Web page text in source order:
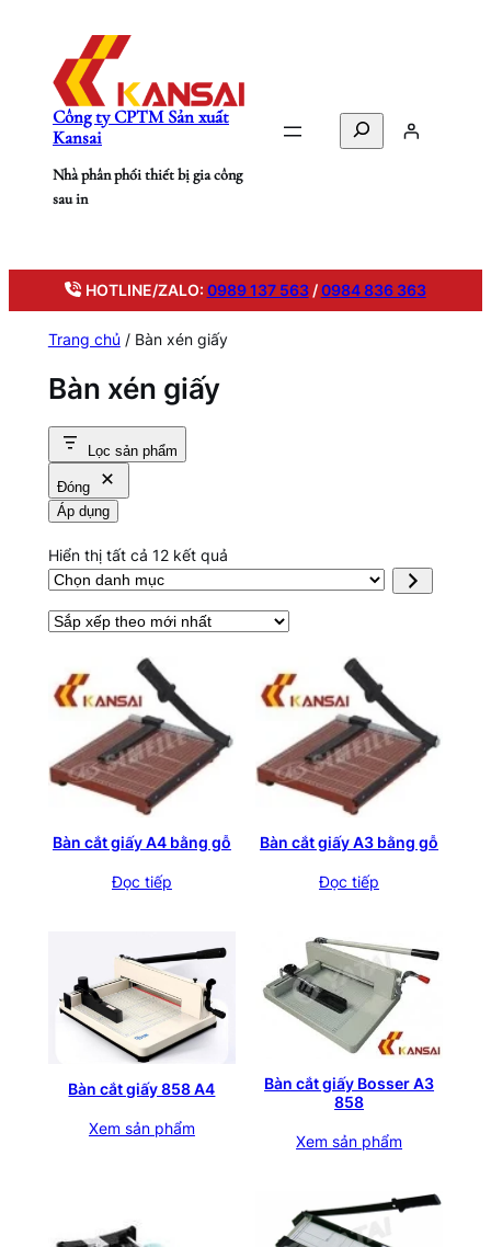
Công ty CPTM Sản xuất
Kansai
Nhà phân phối thiết bị gia công
sau in
Search
HOTLINE/ZALO: 0989 137 563/0984 836 363
Trang chủ / Bàn xén giấy
Bàn xén giấy
Lọc sản phẩm
Đóng
Áp dụng
Hiển thị tất cả 12 kết quảĐã
Chọn
mục
Bàn cắt giấy A4 bằng gỗ
Đọc tiếp
Bàn cắt giấy A3 bằng gỗ
Đọc tiếp
Bàn cắt giấy 858 A4
Xem sản phẩm
Bàn cắt giấy Bosser A3
858
Xem sản phẩm